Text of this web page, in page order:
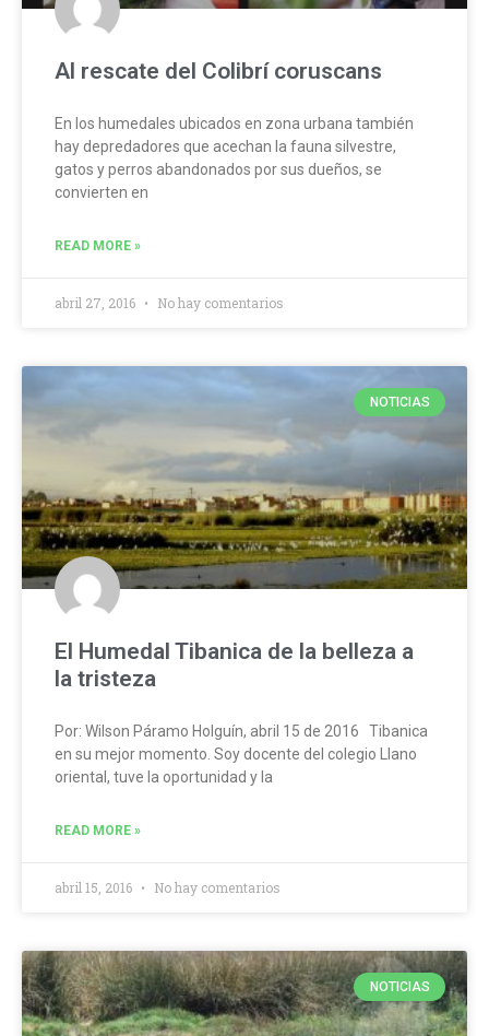
Al rescate del Colibrí coruscans
En los humedales ubicados en zona urbana también
hay depredadores que acechan la fauna silvestre,
gatos y perros abandonados por sus dueños, se
convierten en
READ MORE »
abril 27, 2016 No hay comentarios
NOTICIAS
El Humedal Tibanica de la belleza a
la tristeza
Por: Wilson Páramo Holguín, abril 15 de 2016 Tibanica
en su mejor momento. Soy docente del colegio Llano
oriental, tuve la oportunidad y la
READ MORE »
abril 15, 2016 No hay comentarios
NOTICIAS